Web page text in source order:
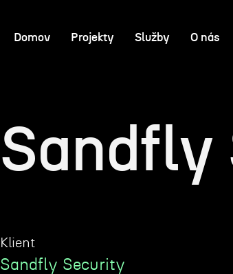
Domov Projekty Služby O nás
Sandfly
Klient
Sandfly Security